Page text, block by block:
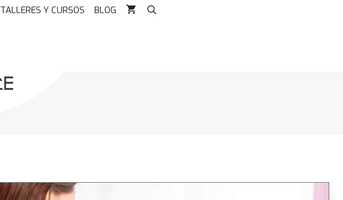
TALLERES Y CURSOS BLOG